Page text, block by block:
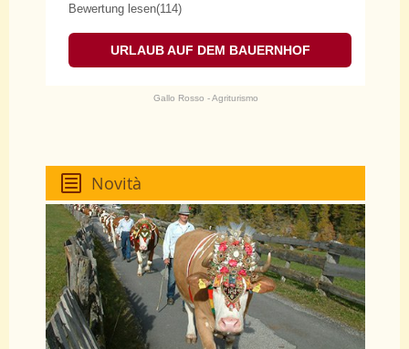
Bewertung lesen(114)
URLAUB AUF DEM BAUERNHOF
Gallo Rosso - Agriturismo
Novità